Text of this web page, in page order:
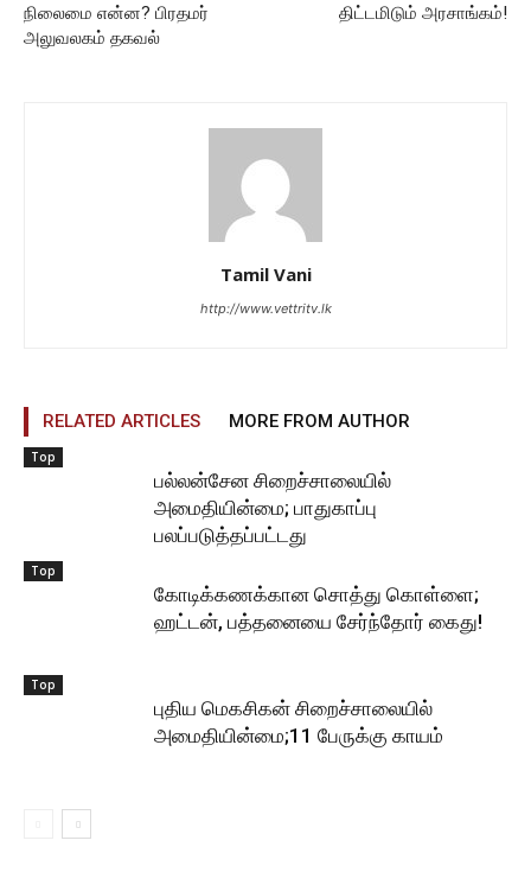
நிலைமை என்ன? பிரதமர்
அலுவலகம் தகவல்
திட்டமிடும் அரசாங்கம்!
Tamil Vani
http://www.vettritv.lk
RELATED ARTICLES MORE FROM AUTHOR
Top
பல்லன்சேன சிறைச்சாலையில்
அமைதியின்மை; பாதுகாப்பு
பலப்படுத்தப்பட்டது
Top
கோடிக்கணக்கான சொத்து கொள்ளை;
ஹட்டன், பத்தனையை சேர்ந்தோர் கைது!
Top
புதிய மெகசிகன் சிறைச்சாலையில்
அமைதியின்மை;11 பேருக்கு காயம்